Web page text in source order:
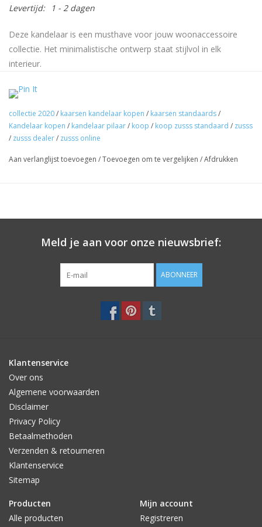
Levertijd:
1 - 2 dagen
Deze kandelaar is een musthave voor jouw woonaccessoire
collectie. Het minimalistische ontwerp staat stijlvol in elk
interieur.
Deze kandelaar heeft een chique uitstraling. In de houder past
een rustiek kaarsje van 12cm of van 20cm. Het blad van de
kaarsenhouder leent zich voor wat decoratie. Het herkenbare
Zusss logo is zichtbaar op de houder van de kaars. Combineer
deze kandelaar met andere kandelaars, vazen en/of deco
objecten. Zo stel je jouw unieke set samen.
collectie 2020/ kaarsen kandelaar kopen / kaarsen standaards/
Kandelaar kopen / kandelaar pilaar/ koop / koop zusss standaard / zusss
/ zusss dealer/ zusss online
Aan verlanglijst toevoegen /Toevoegen om te vergelijken /Afdrukken
Meld je aan voor onze nieuwsbrief:
ABONNEER
Klantenservice
Over ons
Algemene voorwaarden
Disclaimer
Privacy Policy
Betaalmethoden
Verzenden & retourneren
Klantenservice
Sitemap
Producten
Alle producten
Mijn account
Registreren